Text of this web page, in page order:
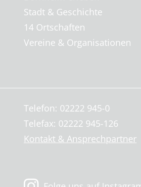
Stadt & Geschichte
14 Ortschaften
Vereine & Organisationen
Telefon: 02222 945-0
Telefax: 02222 945-126
Kontakt & Ansprechpartner